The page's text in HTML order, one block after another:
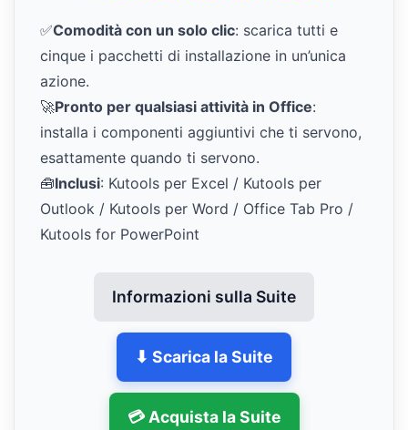
✅Comodità con un solo clic: scarica tutti e
cinque i pacchetti di installazione in un’unica
azione.
🚀Pronto per qualsiasi attività in Office:
installa i componenti aggiuntivi che ti servono,
esattamente quando ti servono.
🧰Inclusi: Kutools per Excel / Kutools per
Outlook / Kutools per Word / Office Tab Pro /
Kutools for PowerPoint
Informazioni sulla Suite
⬇ Scarica la Suite
💳 Acquista la Suite